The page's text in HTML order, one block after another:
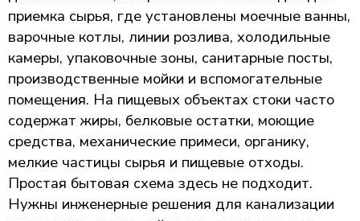
приемка сырья, где установлены моечные ванны,
варочные котлы, линии розлива, холодильные
камеры, упаковочные зоны, санитарные посты,
производственные мойки и вспомогательные
помещения. На пищевых объектах стоки часто
содержат жиры, белковые остатки, моющие
средства, механические примеси, органику,
мелкие частицы сырья и пищевые отходы.
Простая бытовая схема здесь не подходит.
Нужны инженерные решения для канализации